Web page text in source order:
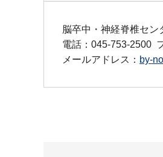
脳卒中・神経脊椎セン
電話：045-753-2500
メールアドレス： by-